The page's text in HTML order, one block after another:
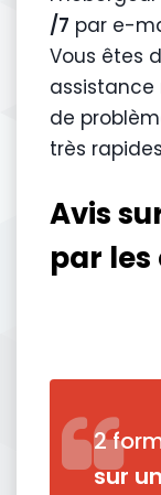
/7 par e-
Vous êtes
de
très
Avis
par les
2
sur